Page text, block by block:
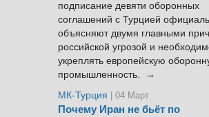
подписание девяти оборонных
соглашений с Турцией
объясняют двумя главными
российской угрозой и
укреплять европейскую
промышленность. →
МК-Турция
| 04 Март
Почему Иран не бьёт по